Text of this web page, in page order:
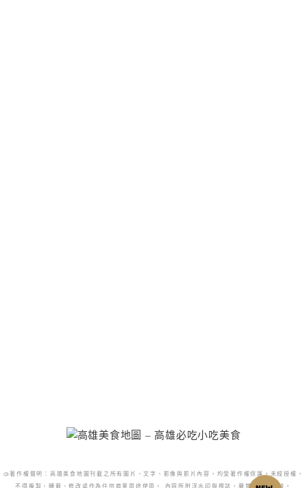
@著作權聲明：高雄美食地圖刊載之所有圖片、文字、影像與影片內容，均受著作權保護。未經授權，
不得複製、轉載、修改或作為任何商業用途使用。 內容所附浮水印與標誌，嚴禁更改或移除。